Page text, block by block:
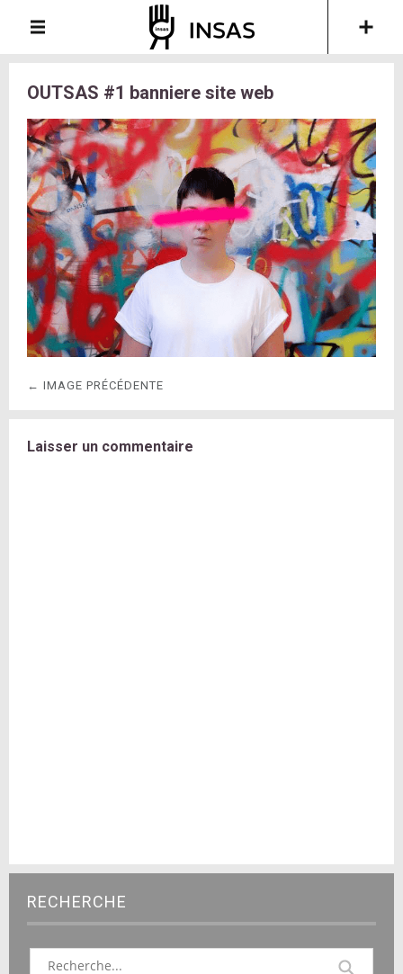
OUTSAS #1 banniere site web
← IMAGE PRÉCÉDENTE
Laisser un commentaire
RECHERCHE